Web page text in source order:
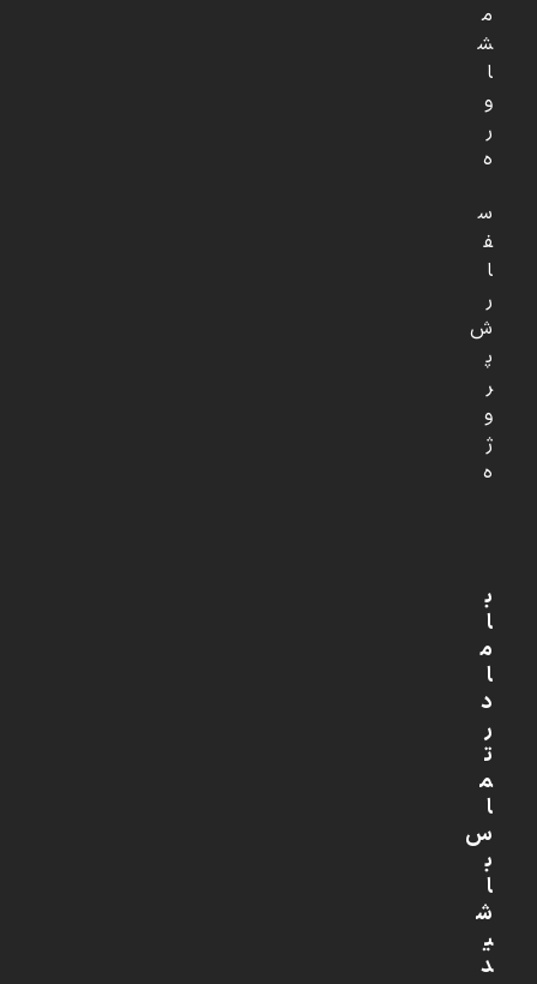
م
ش
ا
و
ر
ه
س
ف
ا
ر
ش
پ
ر
و
ژ
ه
ب
ا
م
ا
د
ر
ت
م
ا
س
ب
ا
ش
ی
د